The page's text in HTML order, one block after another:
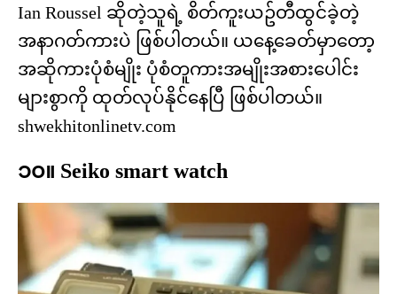
Ian Roussel ဆိုတဲ့သူရဲ့ စိတ်ကူးယဥ်တီထွင်ခဲ့တဲ့
အနာဂတ်ကားပဲ ဖြစ်ပါတယ်။ ယနေ့ခေတ်မှာတော့
အဆိုကားပုံစံမျိုး ပုံစံတူကားအမျိုးအစားပေါင်း
များစွာကို ထုတ်လုပ်နိုင်နေပြီ ဖြစ်ပါတယ်။
shwekhitonlinetv.com
၁၀။ Seiko smart watch